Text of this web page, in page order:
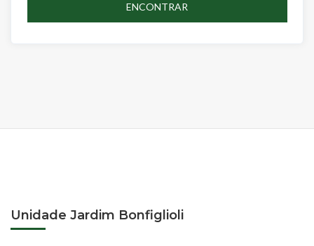
ENCONTRAR
Unidade Jardim Bonfiglioli